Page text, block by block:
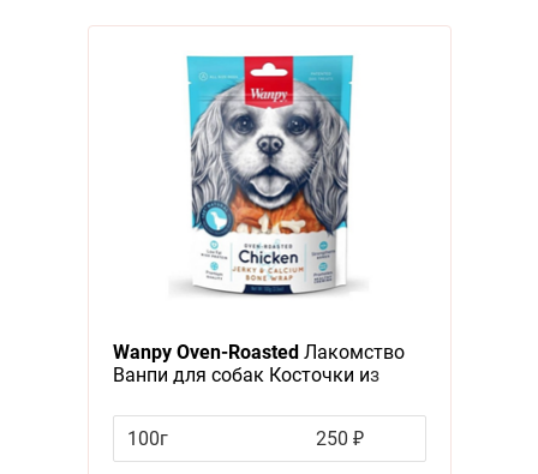
Wanpy Oven-Roasted Лакомство
Ванпи для собак Косточки из
100г
250 ₽